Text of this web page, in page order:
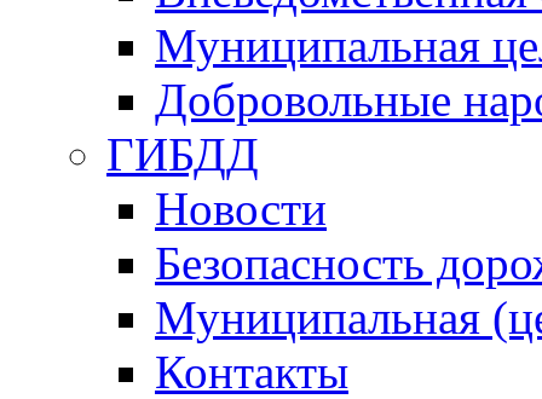
Муниципальная
Добровольные
ГИБДД
Новости
Безопасность
Муниципальная
Контакты